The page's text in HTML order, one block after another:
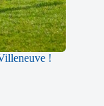
!